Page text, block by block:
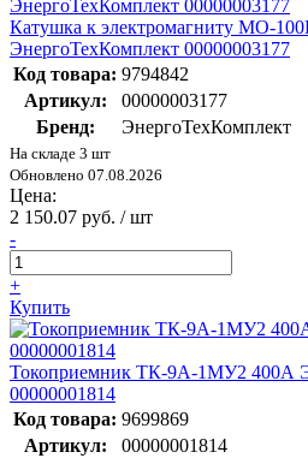
Катушка к электромагниту МО-
ЭнергоТехКомплект 00000003177
Код товара: 9794842
Артикул:
00000003177
Бренд:
ЭнергоТехКомплект
На складе 3 шт
Обновлено 07.08.2026
Цена:
2 150.07 руб. / шт
-
+
Купить
Токоприемник ТК-9А-1МУ2 400А
00000001814
Код товара: 9699869
Артикул:
00000001814